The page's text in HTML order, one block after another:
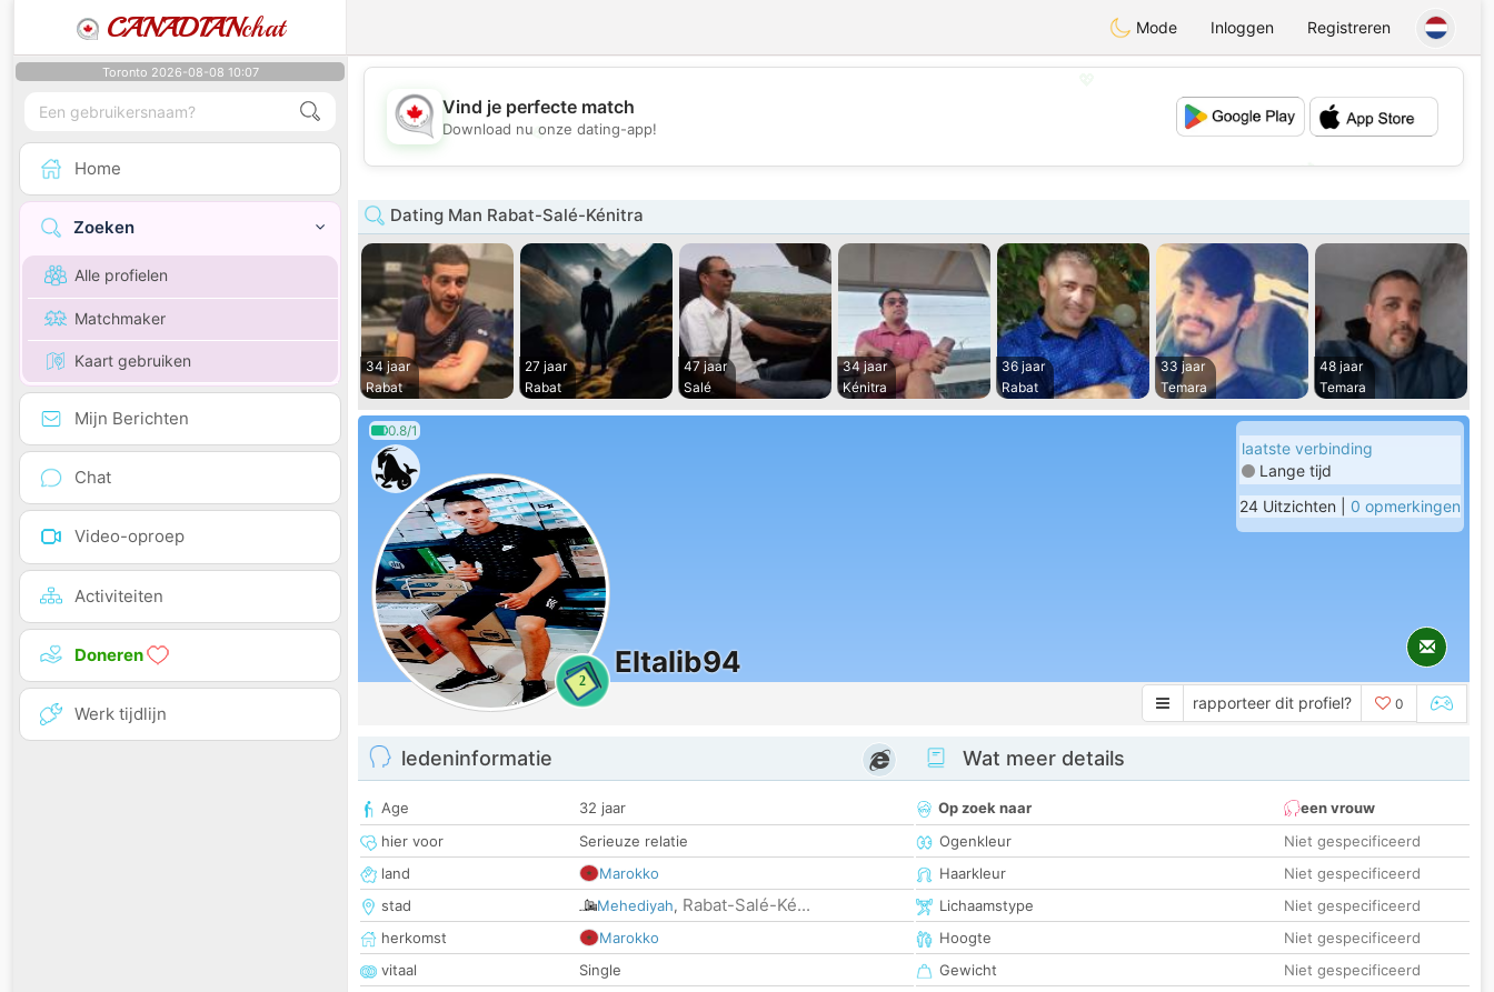
CANADIANchat Mode Inloggen Registreren
Toronto 2026-08-08 10:07
Home
Zoeken
Alle profielen
Matchmaker
Kaart gebruiken
Mijn Berichten
Chat
Video-oproep
Activiteiten
Doneren
Werk tijdlijn
💕
Vind je perfecte match
Download nu onze dating-app!
Dating Man Rabat-Salé-Kénitra
34 jaar
Rabat
27 jaar
Rabat
47 jaar
Salé
34 jaar
Kénitra
36 jaar
Rabat
33 jaar
Temara
48 jaar
Temara
0.8/1
2
Eltalib94
laatste verbinding
Lange tijd
24 Uitzichten | 0 opmerkingen
rapporteer dit profiel? 0
ledeninformatie
Age
32 jaar
hier voor
Serieuze relatie
land
Marokko
stad
Mehediyah, Rabat-Salé-Ké...
herkomst
Marokko
vitaal
Single
Wat meer details
Op zoek naar
een vrouw
Ogenkleur
Niet gespecificeerd
Haarkleur
Niet gespecificeerd
Lichaamstype
Niet gespecificeerd
Hoogte
Niet gespecificeerd
Gewicht
Niet gespecificeerd